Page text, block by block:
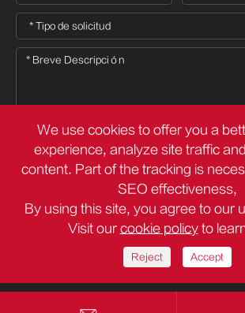

Derechos DE AUTOR ©Deli Group Co.,Ltd.
reservados.
Sitemap
Política de
We use cookies to offer you a
experience, analyze site traffic
content. Part of the tracking is
SEO effectiveness,
By using this site, you agree to our
Visit our cookie policyto
Reject Accept